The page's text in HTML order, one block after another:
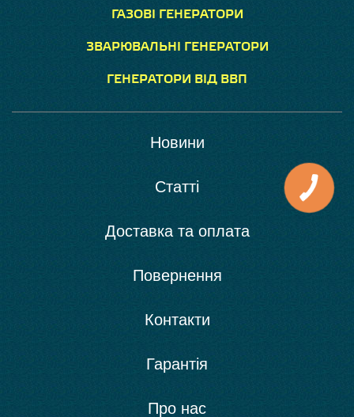
ГАЗОВІ ГЕНЕРАТОРИ
ЗВАРЮВАЛЬНІ ГЕНЕРАТОРИ
ГЕНЕРАТОРИ ВІД ВВП
Новини
Статті
Доставка та оплата
Повернення
Контакти
Гарантія
Про нас